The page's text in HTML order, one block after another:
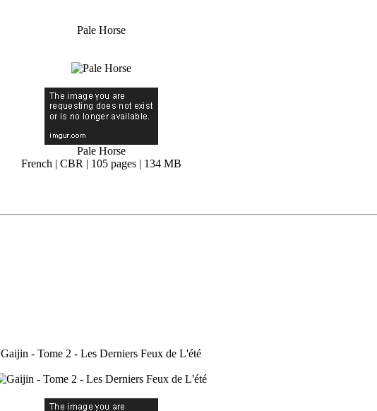
Pale Horse
Pale Horse
French | CBR | 105 pages | 134 MB
Gaijin - Tome 2 - Les Derniers Feux de L'été